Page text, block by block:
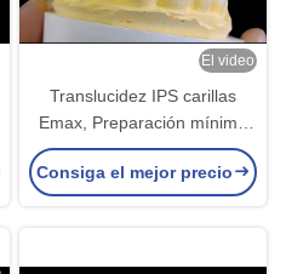
El video
Translucidez IPS carillas
Emax, Preparación mínima
carillas dental Emax
Consiga el mejor precio